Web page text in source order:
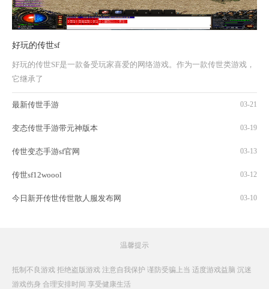
好玩的传世sf
好玩的传世SF是一款备受玩家喜爱的网络游戏。作为一款传世类游戏，
它继承了
最新传世手游 03-21
变态传世手游带元神版本 03-19
传世变态手游sf官网 03-13
传世sf12woool 03-12
今日新开传世传世散人服发布网 03-10
温馨提示
抵制不良游戏 拒绝盗版游戏 注意自我保护 谨防受骗上当 适度游戏益脑 沉迷
游戏伤身 合理安排时间 享受健康生活